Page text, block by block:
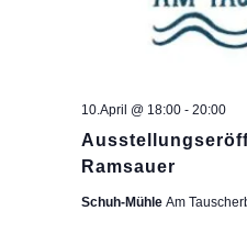
Ramsauer
10.April @ 18:00- 20:00
Schuh-Mühle Am